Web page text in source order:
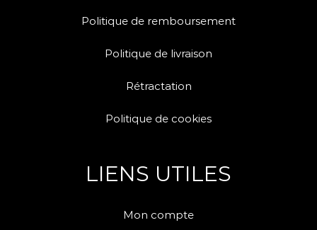
Politique de remboursement
Politique de livraison
Rétractation
Politique de cookies
LIENS UTILES
Mon compte